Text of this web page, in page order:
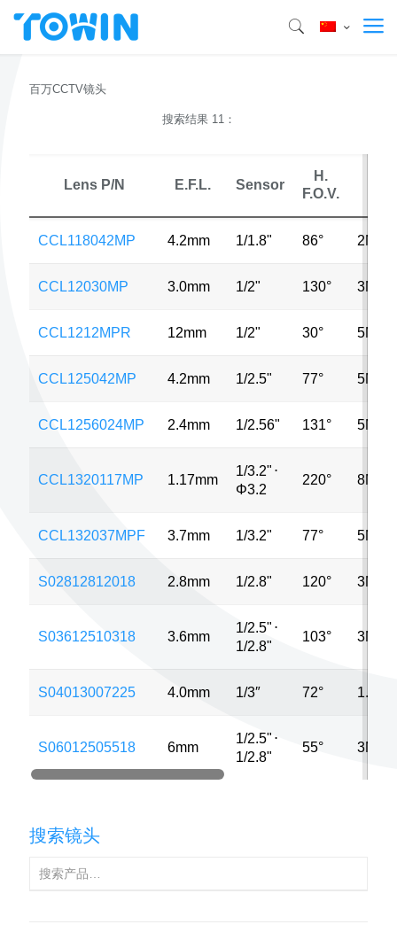
百万CCTV镜头
搜索结果 11：
Lens P/N E.F.L. Sensor
H.
F.O.V.
CCL118042MP 4.2mm 1/1.8" 86° 2MP
CCL12030MP 3.0mm 1/2" 130° 3MP
CCL1212MPR 12mm 1/2" 30° 5MP
CCL125042MP 4.2mm 1/2.5" 77° 5MP
CCL1256024MP 2.4mm 1/2.56" 131° 5MP
CCL1320117MP 1.17mm
1/3.2" ⋅
Φ3.2
220° 8MP
CCL132037MPF 3.7mm 1/3.2" 77° 5MP
S02812812018 2.8mm 1/2.8" 120° 3MP
S03612510318 3.6mm
1/2.5" ⋅
1/2.8"
103° 3MP
S04013007225 4.0mm 1/3″ 72° 1.3MP
S06012505518 6mm
1/2.5" ⋅
1/2.8"
55° 3MP
搜索镜头